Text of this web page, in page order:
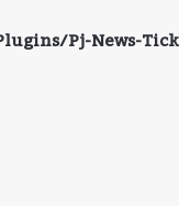
pj-News-